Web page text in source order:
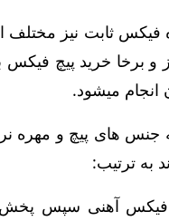
فیکس ثابت نیز
و برخا خرید پیچ فیکس
انجام میشود.
جنس های پیچ و مهره
به ترتیب:
آهنی سپس پخش